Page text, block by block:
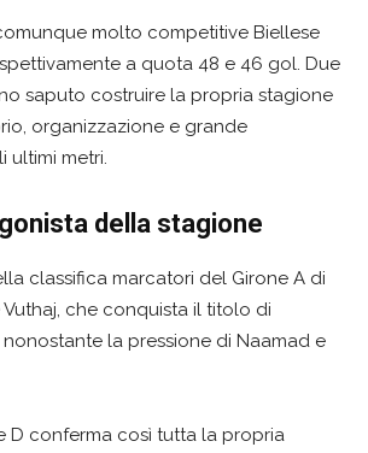
molto competitive Biellese
a quota 48 e 46 gol. Due
saputo costruire la propria stagione
organizzazione e grande
ultimi metri.
della stagione
classifica marcatori del Girone A di
che conquista il titolo di
la pressione di Naamad e
D conferma così tutta la propria